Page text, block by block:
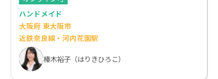
ハンドメイド
大阪府 東大阪市
近鉄奈良線・河内花園駅
榛木裕子（はりきひろこ）